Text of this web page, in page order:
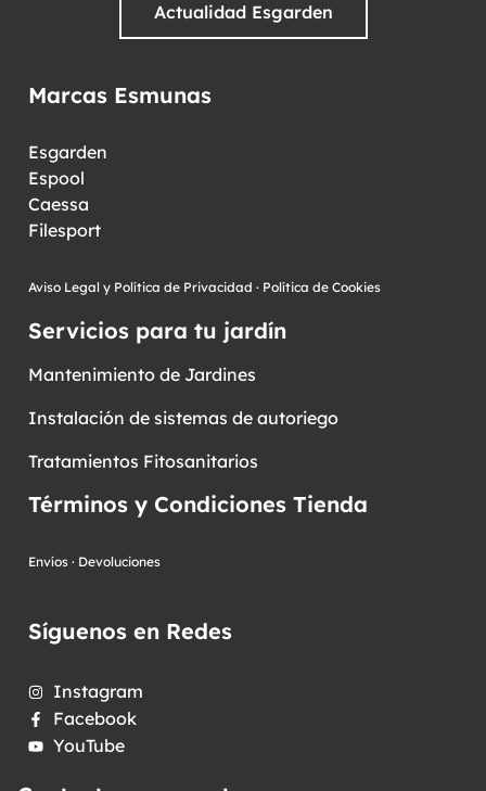
Actualidad Esgarden
Marcas Esmunas
Esgarden
Espool
Caessa
Filesport
Aviso Legal y Política de Privacidad · Política de Cookies
Servicios para tu jardín
Mantenimiento de Jardines
Instalación de sistemas de autoriego
Tratamientos Fitosanitarios
Términos y Condiciones Tienda
Envíos · Devoluciones
Síguenos en Redes
Instagram
Facebook
YouTube